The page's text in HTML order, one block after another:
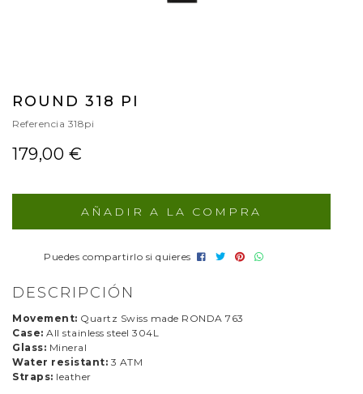
ROUND 318 PI
Referencia 318pi
179,00 €
AÑADIR A LA COMPRA
Puedes compartirlo si quieres
DESCRIPCIÓN
Movement: Quartz Swiss made RONDA 763
Case: All stainless steel 304L
Glass: Mineral
Water resistant: 3 ATM
Straps: leather